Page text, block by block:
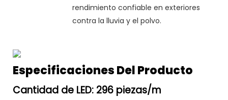
rendimiento confiable en exteriores
contra la lluvia y el polvo.
Especificaciones Del Producto
Cantidad de LED: 296 piezas/m